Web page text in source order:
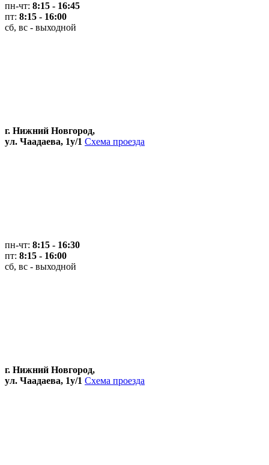
пн-чт: 8:15 - 16:45
пт: 8:15 - 16:00
сб, вс - выходной
г. Нижний Новгород,
ул. Чаадаева, 1у/1 Схема проезда
пн-чт: 8:15 - 16:30
пт: 8:15 - 16:00
сб, вс - выходной
г. Нижний Новгород,
ул. Чаадаева, 1у/1 Схема проезда